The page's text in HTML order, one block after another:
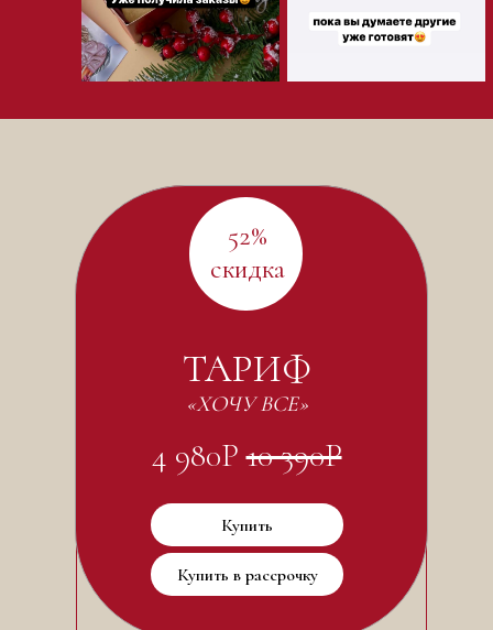
ТАРИФ
«ХОЧУ ВСЕ»
4 980Р10 390Р
52%
скидка
Купить в рассрочку
Купить